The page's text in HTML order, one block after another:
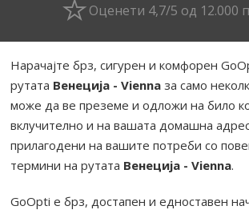
Оценети 4,7/5 од 12.000
Нарачајте брз, сигурен и комфорен
рутата Венеција - Vienna за само
може да ве преземе и одложи на било
вклучително и на вашата домашна
прилагодени на вашите потреби со
термини на рутата Венеција - Vienna.
GoOpti е брз, достапен и едноставен